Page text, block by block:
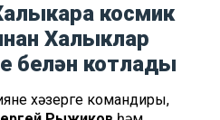
космик
Халыклар
белән котлады
хәзерге командиры,